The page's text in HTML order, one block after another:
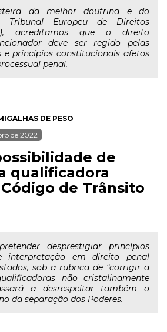
da melhor doutrina e do
Tribunal Europeu de Direitos
acreditamos que o direito
deve ser regido pelas
e princípios constitucionais afetos
penal.
DE PESO
de 2022
de
qualificadora
de Trânsito
desprestigiar princípios
interpretação em direito penal
sob a rubrica de “corrigir a
não cristalinamente
a desrespeitar também o
da separação dos Poderes.